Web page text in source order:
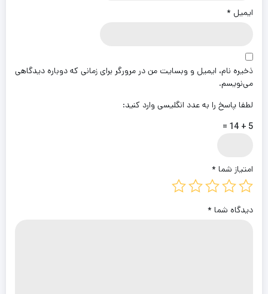
ایمیل *
ذخیره نام، ایمیل و وبسایت من در مرورگر برای زمانی که دوباره دیدگاهی
می‌نویسم.
لطفا پاسخ را به عدد انگلیسی وارد کنید:
5 + 14 =
امتیاز شما *
دیدگاه شما *